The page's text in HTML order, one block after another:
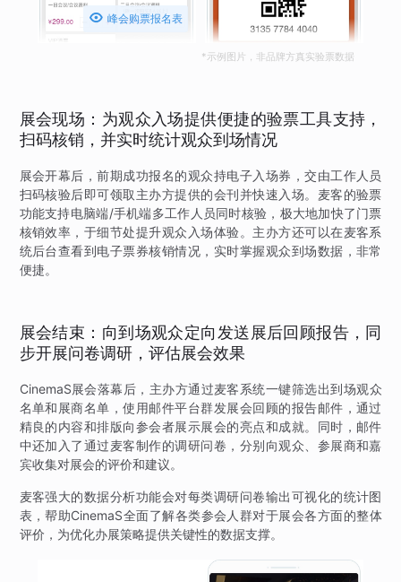
 峰会购票报名表
*示例图片，非品牌方真实验票数据
展会现场：为观众入场提供便捷的验票工具支持，
扫码核销，并实时统计观众到场情况
展会开幕后，前期成功报名的观众持电子入场券，交由工作人员
扫码核验后即可领取主办方提供的会刊并快速入场。麦客的验票
功能支持电脑端/手机端多工作人员同时核验，极大地加快了门票
核销效率，于细节处提升观众入场体验。主办方还可以在麦客系
统后台查看到电子票券核销情况，实时掌握观众到场数据，非常
便捷。
展会结束：向到场观众定向发送展后回顾报告，同
步开展问卷调研，评估展会效果
CinemaS展会落幕后，主办方通过麦客系统一键筛选出到场观众
名单和展商名单，使用邮件平台群发展会回顾的报告邮件，通过
精良的内容和排版向参会者展示展会的亮点和成就。同时，邮件
中还加入了通过麦客制作的调研问卷，分别向观众、参展商和嘉
宾收集对展会的评价和建议。
麦客强大的数据分析功能会对每类调研问卷输出可视化的统计图
表，帮助CinemaS全面了解各类参会人群对于展会各方面的整体
评价，为优化办展策略提供关键性的数据支撑。